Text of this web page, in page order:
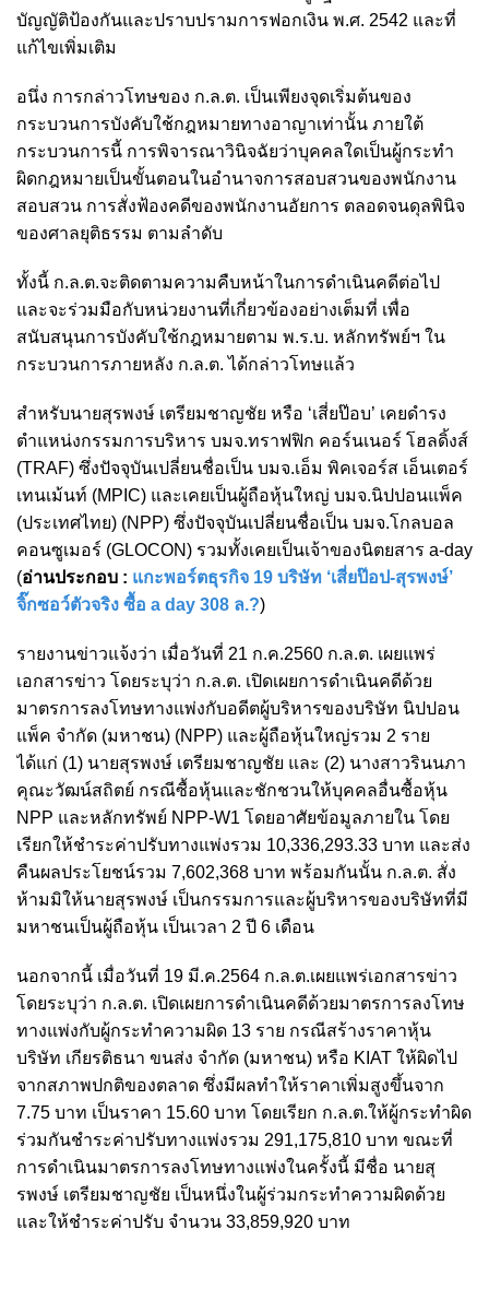
บัญญัติป้องกันและปราบปรามการฟอกเงิน พ.ศ. 2542 และที่
แก้ไขเพิ่มเติม
อนึ่ง การกล่าวโทษของ ก.ล.ต. เป็นเพียงจุดเริ่มต้นของ
กระบวนการบังคับใช้กฎหมายทางอาญาเท่านั้น ภายใต้
กระบวนการนี้ การพิจารณาวินิจฉัยว่าบุคคลใดเป็นผู้กระทำ
ผิดกฎหมายเป็นขั้นตอนในอำนาจการสอบสวนของพนักงาน
สอบสวน การสั่งฟ้องคดีของพนักงานอัยการ ตลอดจนดุลพินิจ
ของศาลยุติธรรม ตามลำดับ
ทั้งนี้ ก.ล.ต.จะติดตามความคืบหน้าในการดำเนินคดีต่อไป
และจะร่วมมือกับหน่วยงานที่เกี่ยวข้องอย่างเต็มที่ เพื่อ
สนับสนุนการบังคับใช้กฎหมายตาม พ.ร.บ. หลักทรัพย์ฯ ใน
กระบวนการภายหลัง ก.ล.ต. ได้กล่าวโทษแล้ว
สำหรับนายสุรพงษ์ เตรียมชาญชัย หรือ ‘เสี่ยป๊อบ’ เคยดำรง
ตำแหน่งกรรมการบริหาร บมจ.ทราฟฟิก คอร์นเนอร์ โฮลดิ้งส์
(TRAF) ซึ่งปัจจุบันเปลี่ยนชื่อเป็น บมจ.เอ็ม พิคเจอร์ส เอ็นเตอร์
เทนเม้นท์ (MPIC) และเคยเป็นผู้ถือหุ้นใหญ่ บมจ.นิปปอนแพ็ค
(ประเทศไทย) (NPP) ซึ่งปัจจุบันเปลี่ยนชื่อเป็น บมจ.โกลบอล
คอนซูเมอร์ (GLOCON) รวมทั้งเคยเป็นเจ้าของนิตยสาร a-day
(อ่านประกอบ : แกะพอร์ตธุรกิจ 19 บริษัท ‘เสี่ยป๊อป-สุรพงษ์’
จิ๊กซอว์ตัวจริง ซื้อ a day 308 ล.?)
รายงานข่าวแจ้งว่า เมื่อวันที่ 21 ก.ค.2560 ก.ล.ต. เผยแพร่
เอกสารข่าว โดยระบุว่า ก.ล.ต. เปิดเผยการดำเนินคดีด้วย
มาตรการลงโทษทางแพ่งกับอดีตผู้บริหารของบริษัท นิปปอน
แพ็ค จำกัด (มหาชน) (NPP) และผู้ถือหุ้นใหญ่รวม 2 ราย
ได้แก่ (1) นายสุรพงษ์ เตรียมชาญชัย และ (2) นางสาวรินนภา
คุณะวัฒน์สถิตย์ กรณีซื้อหุ้นและชักชวนให้บุคคลอื่นซื้อหุ้น
NPP และหลักทรัพย์ NPP-W1 โดยอาศัยข้อมูลภายใน โดย
เรียกให้ชำระค่าปรับทางแพ่งรวม 10,336,293.33 บาท และส่ง
คืนผลประโยชน์รวม 7,602,368 บาท พร้อมกันนั้น ก.ล.ต. สั่ง
ห้ามมิให้นายสุรพงษ์ เป็นกรรมการและผู้บริหารของบริษัทที่มี
มหาชนเป็นผู้ถือหุ้น เป็นเวลา 2 ปี 6 เดือน
นอกจากนี้ เมื่อวันที่ 19 มี.ค.2564 ก.ล.ต.เผยแพร่เอกสารข่าว
โดยระบุว่า ก.ล.ต. เปิดเผยการดำเนินคดีด้วยมาตรการลงโทษ
ทางแพ่งกับผู้กระทำความผิด 13 ราย กรณีสร้างราคาหุ้น
บริษัท เกียรติธนา ขนส่ง จำกัด (มหาชน) หรือ KIAT ให้ผิดไป
จากสภาพปกติของตลาด ซึ่งมีผลทำให้ราคาเพิ่มสูงขึ้นจาก
7.75 บาท เป็นราคา 15.60 บาท โดยเรียก ก.ล.ต.ให้ผู้กระทำผิด
ร่วมกันชำระค่าปรับทางแพ่งรวม 291,175,810 บาท ขณะที่
การดำเนินมาตรการลงโทษทางแพ่งในครั้งนี้ มีชื่อ นายสุ
รพงษ์ เตรียมชาญชัย เป็นหนึ่งในผู้ร่วมกระทำความผิดด้วย
และให้ชำระค่าปรับ จำนวน 33,859,920 บาท